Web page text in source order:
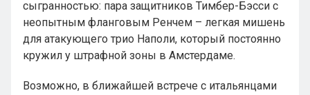
сыгранностью: пара защитников Тимбер-Бэсси с
неопытным фланговым Ренчем – легкая мишень
для атакующего трио Наполи, который постоянно
кружил у штрафной зоны в Амстердаме.
Возможно, в ближайшей встрече с итальянцами